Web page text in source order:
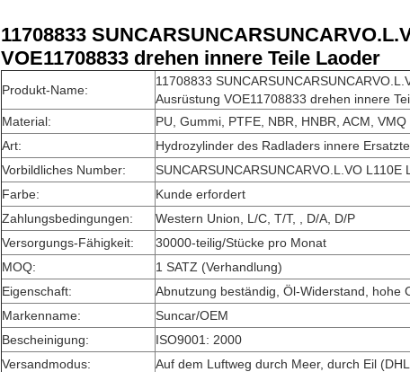
11708833
VOE11708833 drehen innere Teile Laoder
Produkt-Name:
11708833
Ausrüstung VOE11708833 drehen innere
Material:
PU, Gummi, PTFE, NBR, HNBR, ACM, VMQ
Art:
Hydrozylinder des Radladers innere
Vorbildliches Number:
SUNCARSUNCARSUNCARVO.L.VO L110E
Farbe:
Kunde erfordert
Zahlungsbedingungen:
Western Union, L/C, T/T, , D/A, D/P
Versorgungs-Fähigkeit:
30000-teilig/Stücke pro Monat
MOQ:
1 SATZ (Verhandlung)
Eigenschaft:
Abnutzung beständig, Öl-Widerstand, hohe
Markenname:
Suncar/OEM
Bescheinigung:
ISO9001: 2000
Versandmodus:
Auf dem Luftweg durch Meer, durch Eil